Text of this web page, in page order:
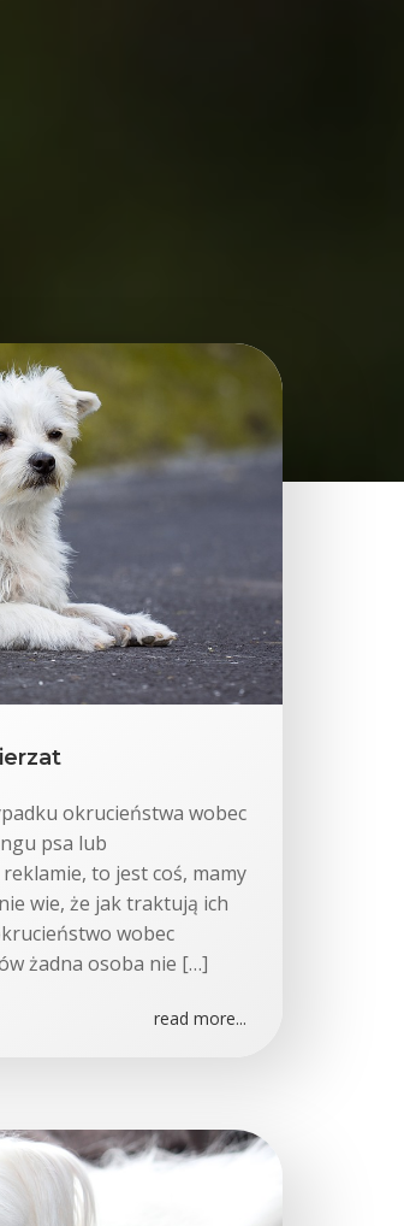
okrucieństwa wobec
psa lub
to jest coś, mamy
wie, że jak traktują ich
wobec
żadna osoba nie […]
read more...